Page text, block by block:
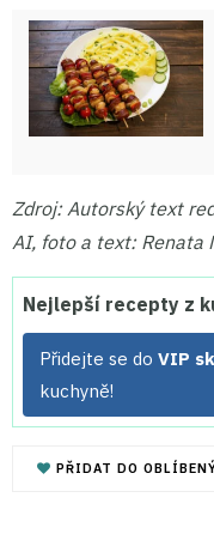
Zdroj: Autorský text
AI, foto a text: Renata
Nejlepší recepty z
Přidejte se do VIP
kuchyně!
PŘIDAT DO